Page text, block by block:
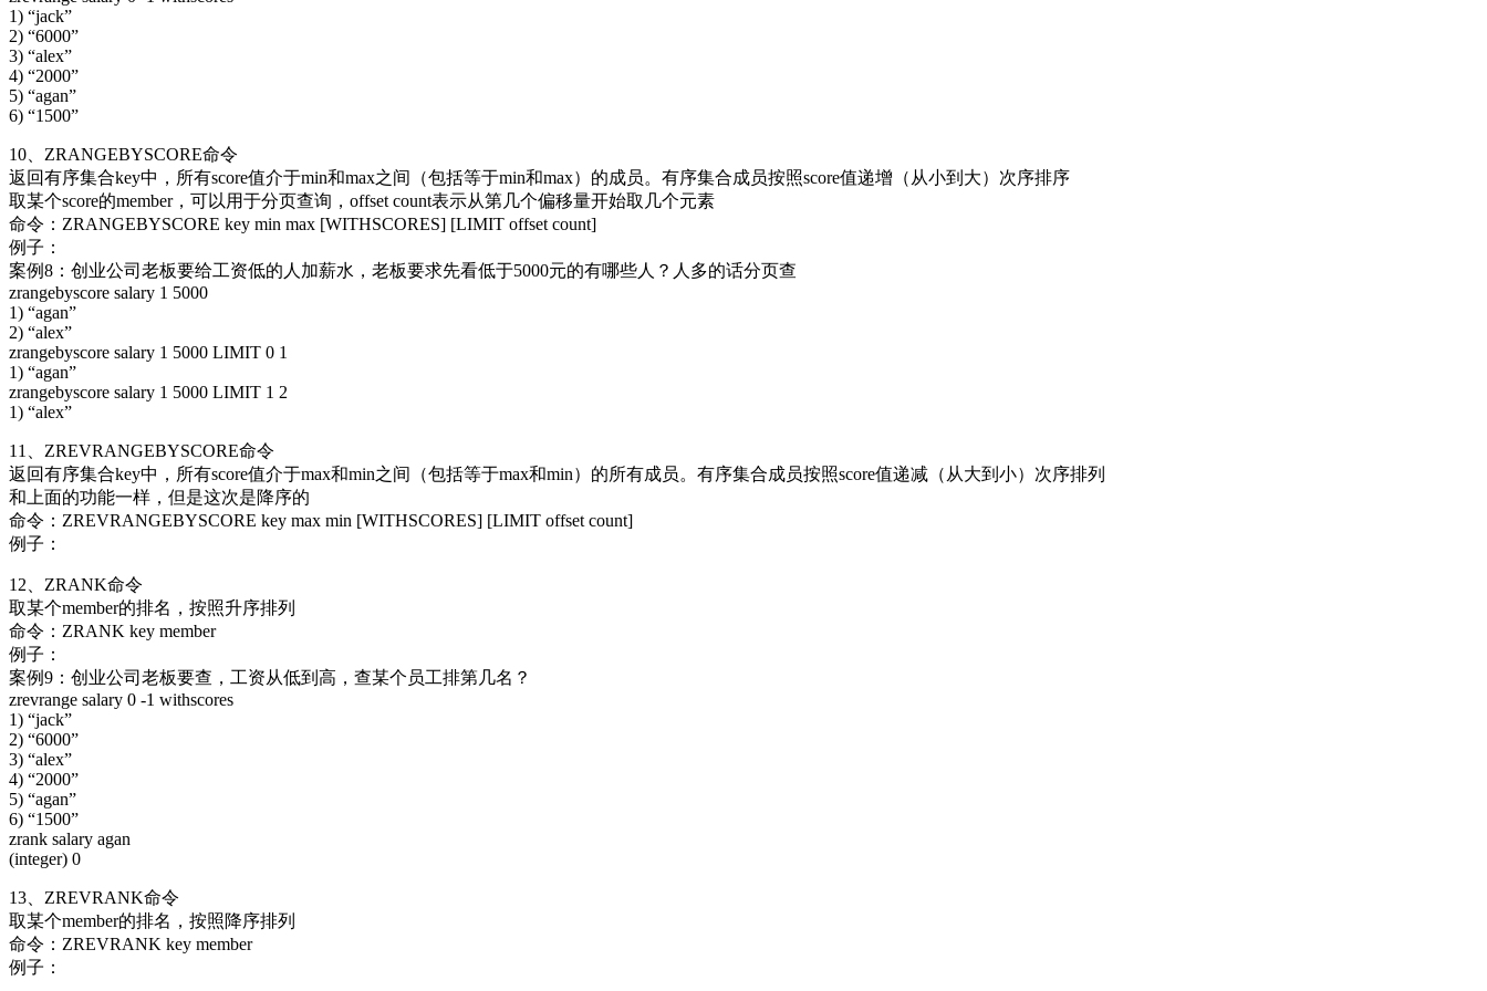
1) “jack”
2) “6000”
3) “alex”
4) “2000”
5) “agan”
6) “1500”
10、ZRANGEBYSCORE命令
返回有序集合key中，所有score值介于min和max之间（包括等于min和max）的成员。有序集合成员按照score值递增（从小到大）次序排序
取某个score的member，可以用于分页查询，offset count表示从第几个偏移量开始取几个元素
命令：ZRANGEBYSCORE key min max [WITHSCORES] [LIMIT offset count]
例子：
案例8：创业公司老板要给工资低的人加薪水，老板要求先看低于5000元的有哪些人？人多的话分页查
zrangebyscore salary 1 5000
1) “agan”
2) “alex”
zrangebyscore salary 1 5000 LIMIT 0 1
1) “agan”
zrangebyscore salary 1 5000 LIMIT 1 2
1) “alex”
11、ZREVRANGEBYSCORE命令
返回有序集合key中，所有score值介于max和min之间（包括等于max和min）的所有成员。有序集合成员按照score值递减（从大到小）次序排列
和上面的功能一样，但是这次是降序的
命令：ZREVRANGEBYSCORE key max min [WITHSCORES] [LIMIT offset count]
例子：
12、ZRANK命令
取某个member的排名，按照升序排列
命令：ZRANK key member
例子：
案例9：创业公司老板要查，工资从低到高，查某个员工排第几名？
zrevrange salary 0 -1 withscores
1) “jack”
2) “6000”
3) “alex”
4) “2000”
5) “agan”
6) “1500”
zrank salary agan
(integer) 0
13、ZREVRANK命令
取某个member的排名，按照降序排列
命令：ZREVRANK key member
例子：